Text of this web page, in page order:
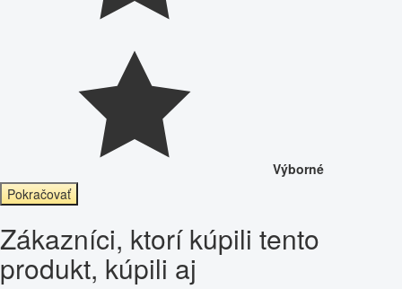
Výborné
Pokračovať
Zákazníci, ktorí kúpili tento
produkt, kúpili aj